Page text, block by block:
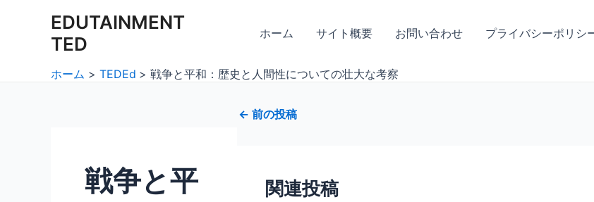
EDUTAINMENT
TED
ホーム サイト概要 お問い合わせ プライバシーポリシ
ホーム TEDEd 戦争と平和：歴史と人間性についての壮大な考察
戦争と平
navigation
← 前の投稿
関連投稿